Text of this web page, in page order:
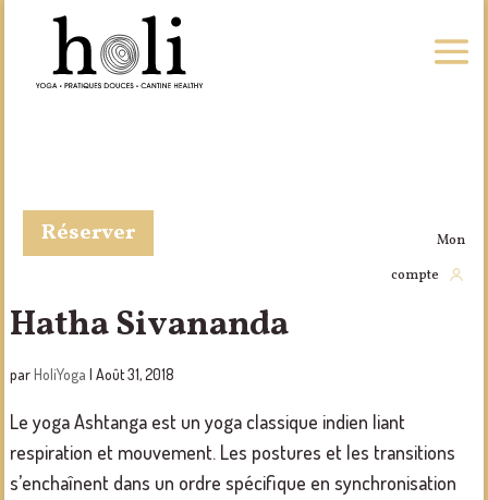
Réserver
Mon
compte
Hatha Sivananda
parHoliYoga | Août 31, 2018
Le yoga Ashtanga est un yoga classique indien liant
respiration et mouvement. Les postures et les transitions
s’enchaînent dans un ordre spécifique en synchronisation